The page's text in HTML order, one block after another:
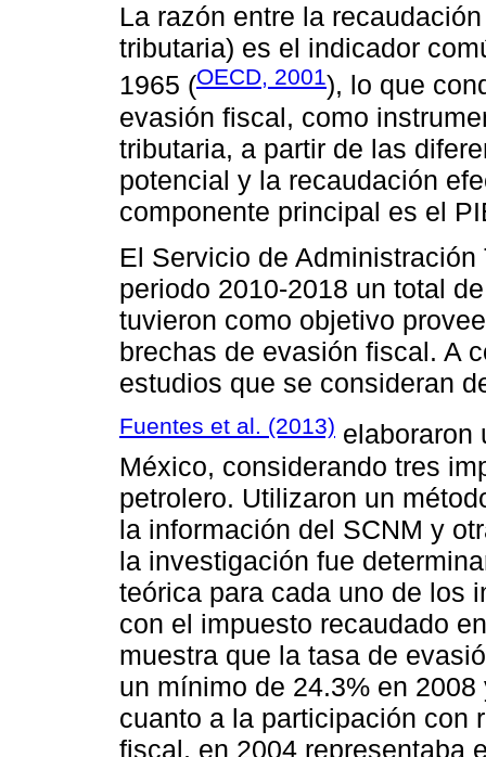
La razón entre la
tributaria) es el indicador
1965 (OECD, 2001), lo que
evasión fiscal, como
tributaria, a partir de las
potencial y la recaudación
componente principal es el
El Servicio de
periodo 2010-2018 un total
tuvieron como objetivo
brechas de evasión fiscal. A
estudios que se consideran
Fuentes et al. (2013) elaboraron
México, considerando tres
petrolero. Utilizaron un
la información del SCNM y
la investigación fue
teórica para cada uno de los
con el impuesto recaudado
muestra que la tasa de
un mínimo de 24.3% en
cuanto a la participación con
fiscal, en 2004 representaba